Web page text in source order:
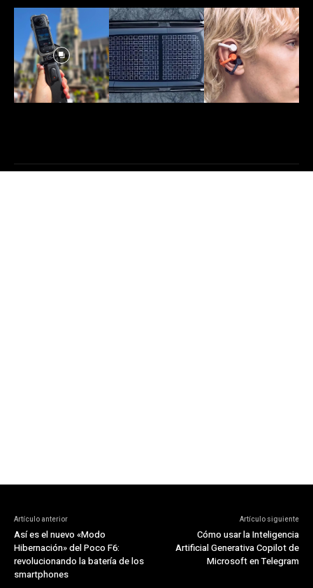
Artículo anterior
Así es el nuevo «Modo
Hibernación» del Poco F6:
revolucionando la batería de los
smartphones
Artículo siguiente
Cómo usar la Inteligencia
Artificial Generativa Copilot de
Microsoft en Telegram